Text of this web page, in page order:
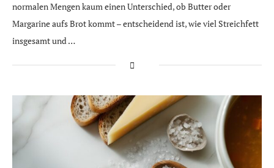
normalen Mengen kaum einen Unterschied, ob Butter oder
Margarine aufs Brot kommt – entscheidend ist, wie viel Streichfett
insgesamt und …